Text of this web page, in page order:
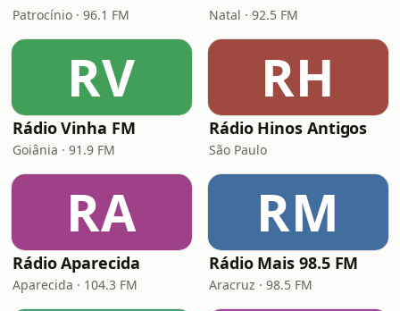
Patrocínio · 96.1 FM Natal · 92.5 FM
RV
Rádio Vinha FM
Goiânia · 91.9 FM
RH
Rádio Hinos Antigos
São Paulo
RA
Rádio Aparecida
Aparecida · 104.3 FM
RM
Rádio Mais 98.5 FM
Aracruz · 98.5 FM